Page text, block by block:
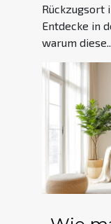
Rückzugsort
Entdecke in
warum